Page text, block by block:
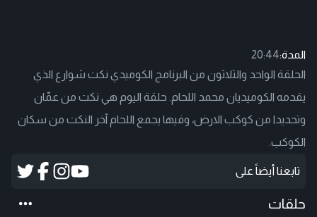
المدة:20:44
الحلقة الواحد والثلاثون من البرنامج الكوميدي نكت شوارع الذي
يقدمه الكوميديان محمد اللحام. حلقة اليوم هي نكت من عمّان
وتحديدا من كوكب الارض، وفيها يجمع اللحام آخر النكت من سكان
الكوكب.
تابعنا أيضاً على
حلقات